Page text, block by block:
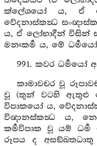
ක්ලේශයෝ ය, ඒ
වේදනාස්කන්‍ධ
ය, ඒ ලෝභාදීන් විසින්
මනඃකර්‍ම ය, මේ
991. කවර ධර්‍මයෝ
කාමාවචර වූ
වූ (තුන් වටහි ඇතුළු
විපාකයෝ ය,
විඥානස්කන්‍ධ ය,
කර්‍මවිපාක වූ යම්
රූපය ද